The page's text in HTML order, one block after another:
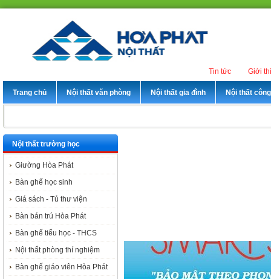
Giới
Tin tức
Trang chủ Nội thất văn phòng Nội thất gia đình Nội thất
Nội thất trường học
Giường Hòa Phát
Bàn ghế học sinh
Giá sách - Tủ thư viện
Bàn bán trú Hòa Phát
Bàn ghế tiểu học - THCS
Nội thất phòng thí nghiệm
Bàn ghế giáo viên Hòa Phát